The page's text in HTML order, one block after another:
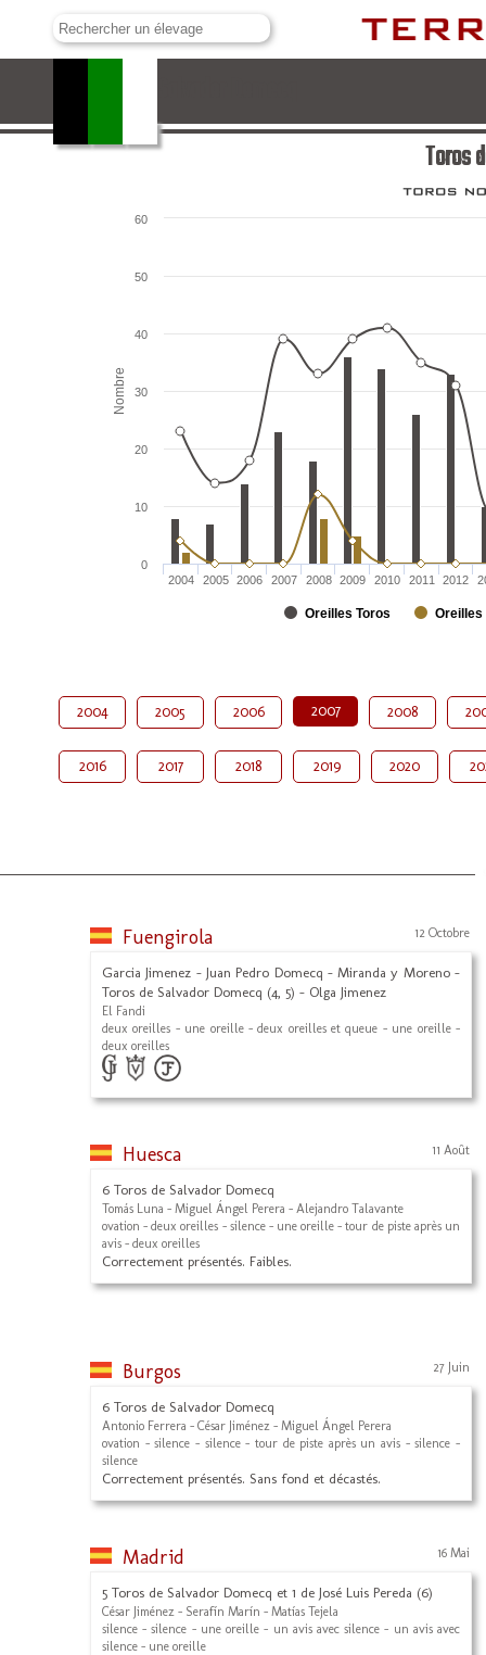
Toros
Nombre
Oreilles Toros Oreilles
2004 2005 2006 2007 2008 2009 2010 2011 2012
0
10
20
30
40
50
60
2004 2005 2006 2007 2008
2016 2017 2018 2019 2020
Fuengirola 12 Octobre
Garcia Jimenez - Juan Pedro Domecq - Miranda y Moreno -
Toros de Salvador Domecq (4, 5) - Olga Jimenez
El Fandi
deux oreilles - une oreille - deux oreilles et queue - une oreille -
deux oreilles
Huesca 11 Août
6 Toros de Salvador Domecq
Tomás Luna - Miguel Ángel Perera - Alejandro Talavante
ovation - deux oreilles - silence - une oreille - tour de piste après un
avis - deux oreilles
Correctement présentés. Faibles.
Burgos 27 Juin
6 Toros de Salvador Domecq
Antonio Ferrera - César Jiménez - Miguel Ángel Perera
ovation - silence - silence - tour de piste après un avis - silence -
silence
Correctement présentés. Sans fond et décastés.
Madrid 16 Mai
5 Toros de Salvador Domecq et 1 de José Luis Pereda (6)
César Jiménez - Serafín Marín - Matías Tejela
silence - silence - une oreille - un avis avec silence - un avis avec
silence - une oreille